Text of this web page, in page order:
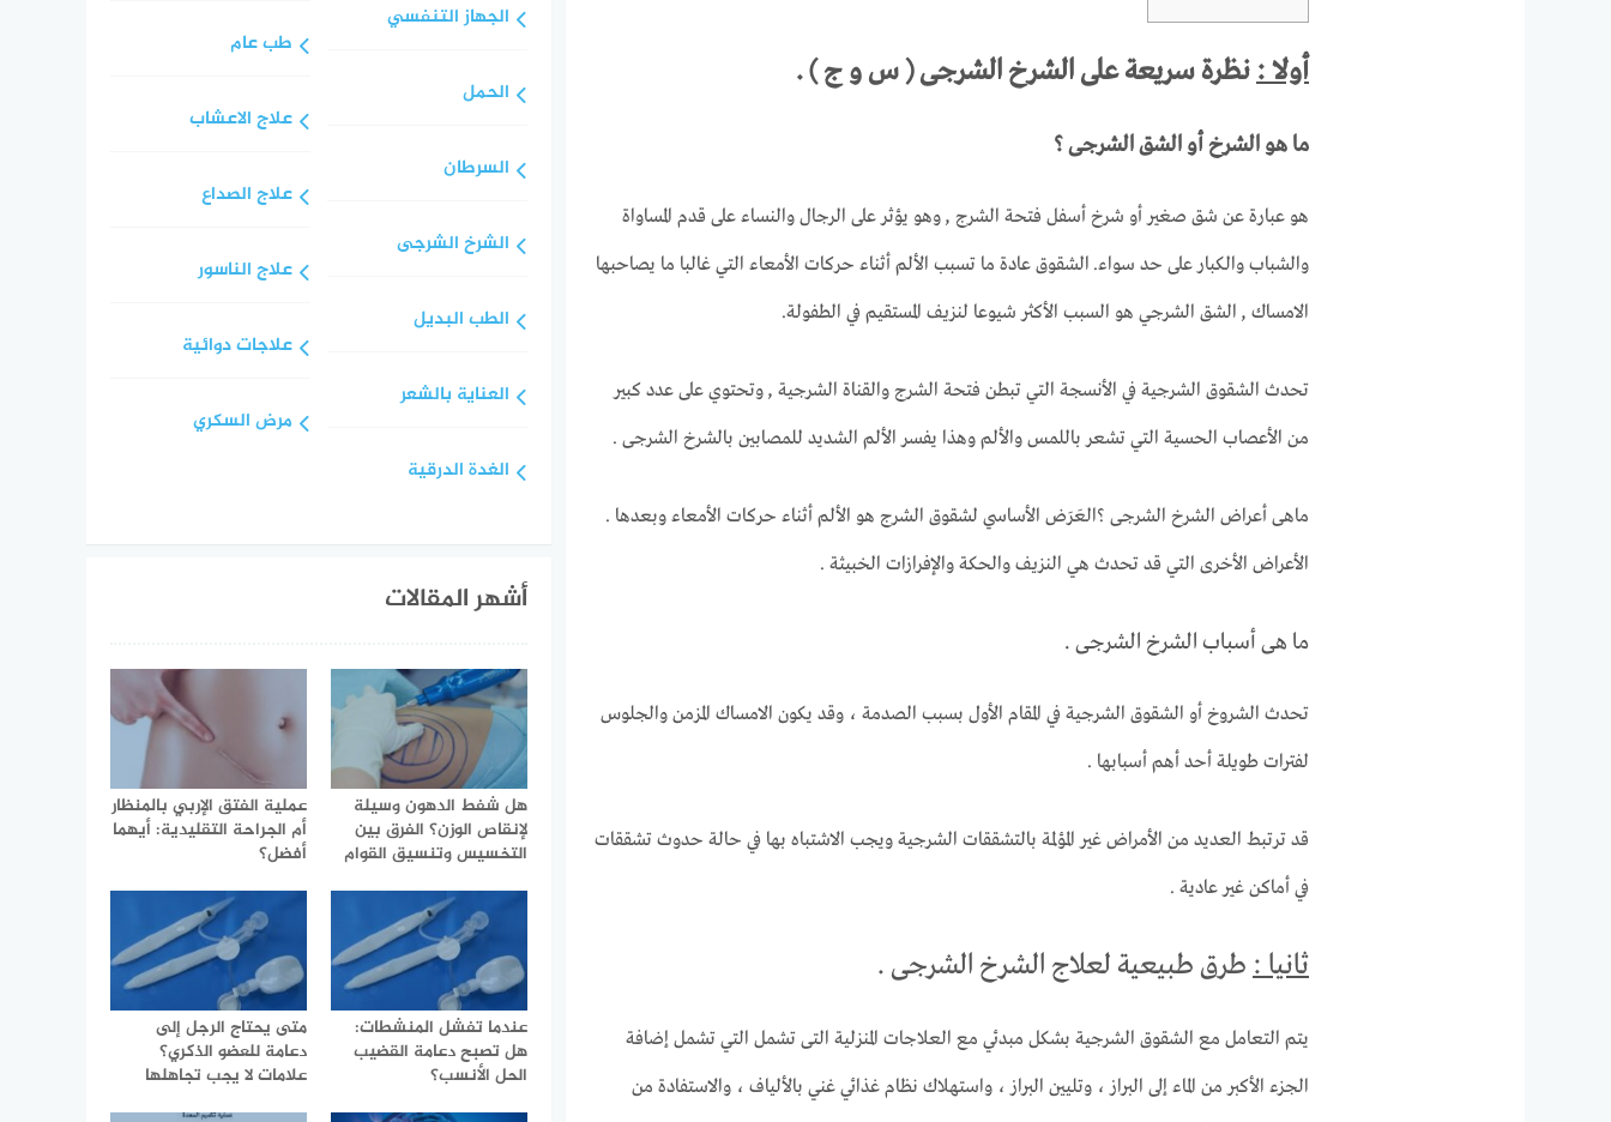
أولا :نظرة سريعة على الشرخ الشرجى ( س و ج ) .
ما هو الشرخ أو الشق الشرجى ؟
هو عبارة عن شق صغير أو شرخ أسفل فتحة الشرج , وهو يؤثر على الرجال والنساء على قدم المساواة
والشباب والكبار على حد سواء. الشقوق عادة ما تسبب الألم أثناء حركات الأمعاء التي غالبا ما يصاحبها
الامساك , الشق الشرجي هو السبب الأكثر شيوعا لنزيف المستقيم في الطفولة.
تحدث الشقوق الشرجية في الأنسجة التي تبطن فتحة الشرج والقناة الشرجية , وتحتوي على عدد كبير
من الأعصاب الحسية التي تشعر باللمس والألم وهذا يفسر الألم الشديد للمصابين بالشرخ الشرجى .
ماهى أعراض الشرخ الشرجى ؟العَرَض الأساسي لشقوق الشرج هو الألم أثناء حركات الأمعاء وبعدها .
الأعراض الأخرى التي قد تحدث هي النزيف والحكة والإفرازات الخبيثة .
ما هى أسباب الشرخ الشرجى .
تحدث الشروخ أو الشقوق الشرجية في المقام الأول بسبب الصدمة ، وقد يكون الامساك المزمن والجلوس
لفترات طويلة أحد أهم أسبابها .
قد ترتبط العديد من الأمراض غير المؤلمة بالتشققات الشرجية ويجب الاشتباه بها في حالة حدوث تشققات
في أماكن غير عادية .
ثانيا :طرق طبيعية لعلاج الشرخ الشرجى .
يتم التعامل مع الشقوق الشرجية بشكل مبدئي مع العلاجات المنزلية التى تشمل التي تشمل إضافة
الجزء الأكبر من الماء إلى البراز ، وتليين البراز ، واستهلاك نظام غذائي غني بالألياف ، والاستفادة من
الجهاز التنفسي
الحمل
السرطان
الشرخ الشرجى
الطب البديل
العناية بالشعر
الغدة الدرقية
طب عام
علاج الاعشاب
علاج الصداع
علاج الناسور
علاجات دوائية
مرض السكري
أشهر المقالات
هل شفط الدهون وسيلة
لإنقاص الوزن؟ الفرق بين
التخسيس وتنسيق القوام
عملية الفتق الإربي بالمنظار
أم الجراحة التقليدية: أيهما
أفضل؟
عندما تفشل المنشطات:
هل تصبح دعامة القضيب
الحل الأنسب؟
متى يحتاج الرجل إلى
دعامة للعضو الذكري؟
علامات لا يجب تجاهلها